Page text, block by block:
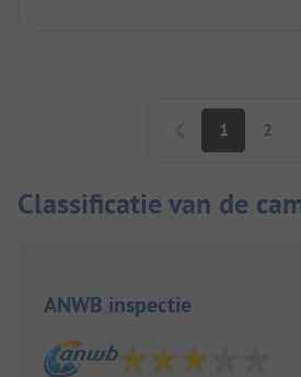
1 2
Classificatie van de
ANWB inspectie